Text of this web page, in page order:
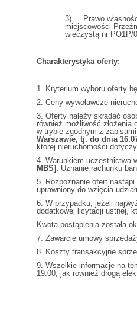
3) Prawo
miejscowości
wieczystą nr PO1P/
Charakterystyka oferty:
1. Kryterium wyboru oferty
2. Ceny wywoławcze
3. Oferty należy składać
również możliwość złożenia
w trybie zgodnym z
Warszawie, tj. do dnia
której nieruchomości
4. Warunkiem uczestnictwa
MBS]. Uznanie rachunku
5. Rozpoznanie ofert nastąpi
uprawniony do wzięcia
6. W przypadku, jeżeli
dodatkowej licytacji ustnej,
Kwota postąpienia została
7. Zawarcie umowy
8. Koszty transakcyjne
9. Wszelkie informacje na
19:00, jak również drogą